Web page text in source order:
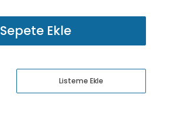
Sepete Ekle
Listeme Ekle